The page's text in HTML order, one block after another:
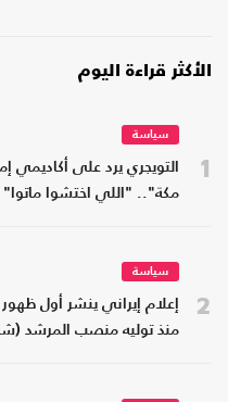
الأكثر قراءة اليوم
1
سياسة
التويجري يرد على أكاديمي
مكة".. "اللي اختشوا ماتوا"
2
سياسة
إعلام إيراني ينشر أول
منذ توليه منصب المرشد